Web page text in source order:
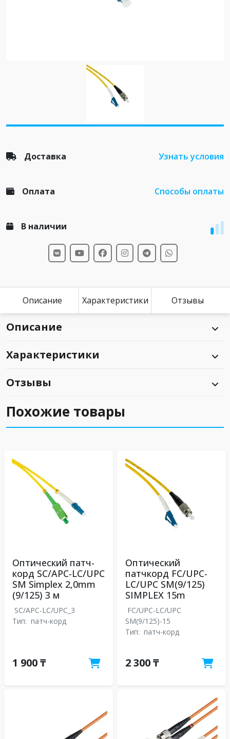
Доставка Узнать условия
Оплата Способы оплаты
В наличии
Описание Характеристики Отзывы
Описание
Характеристики
Отзывы
Похожие товары
Оптический патч-
корд SC/APC-LC/UPC
SM Simplex 2,0mm
(9/125) 3 м
SC/APC-LC/UPC_3
Тип: патч-корд
1 900 ₸
Оптический
патчкорд FC/UPC-
LC/UPC SM(9/125)
SIMPLEX 15m
FC/UPC-LC/UPC
SM(9/125)-15
Тип: патч-корд
2 300 ₸